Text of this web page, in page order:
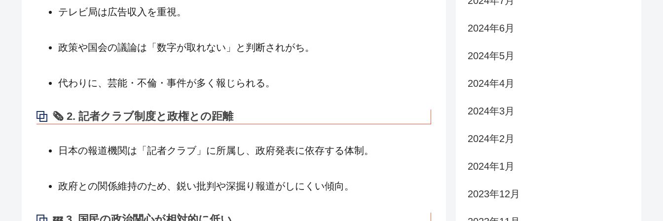
テレビ局は広告収入を重視。
政策や国会の議論は「数字が取れない」と判断されがち。
代わりに、芸能・不倫・事件が多く報じられる。
🗞 2. 記者クラブ制度と政権との距離
日本の報道機関は「記者クラブ」に所属し、政府発表に依存する体制。
政府との関係維持のため、鋭い批判や深掘り報道がしにくい傾向。
2024年6月
2024年5月
2024年4月
2024年3月
2024年2月
2024年1月
2023年12月